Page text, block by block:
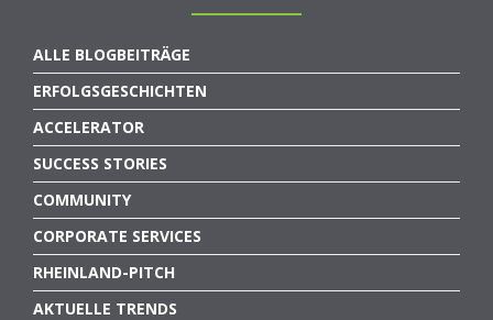
ALLE BLOGBEITRÄGE
ERFOLGSGESCHICHTEN
ACCELERATOR
SUCCESS STORIES
COMMUNITY
CORPORATE SERVICES
RHEINLAND-PITCH
AKTUELLE TRENDS